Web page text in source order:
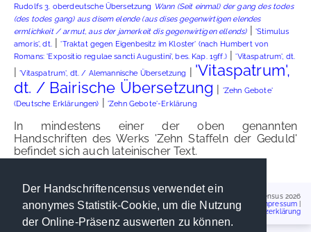
Der Handschriftencensus verwendet ein
anonymes Statistik-Cookie, um die Nutzung
der Online-Präsenz auswerten zu können.
Rudolfs 3. oberdeutsche Übersetzung Wann (Seit einmal) der gang des todes
(des todes gang) aus disem elende (aus dises gegenwirtigen elendes
ermlichkeit / armut, aus der jamerkeit dis gegenwirtigen ellends)| 'Stimulus
amoris', dt.|'Traktat gegen Eigenbesitz im Kloster' (nach Humbert von
Romans: 'Expositio regulae sancti Augustini', bes. Kap. 19ff.)|'Vitaspatrum', dt.
|'Vitaspatrum', dt. / Alemannische Übersetzung | 'Vitaspatrum',
dt. / Bairische Übersetzung | 'Zehn Gebote'
(Deutsche Erklärungen) |'Zehn Gebote'-Erklärung
In mindestens einer der oben genannten
Handschriften des Werks 'Zehn Staffeln der Geduld'
befindet sich auch lateinischer Text.
Handschriftencensus 2026
Impressum
Datenschutzerklärung